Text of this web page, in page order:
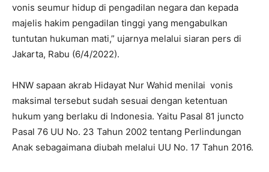
vonis seumur hidup di pengadilan negara dan kepada
majelis hakim pengadilan tinggi yang mengabulkan
tuntutan hukuman mati,” ujarnya melalui siaran pers di
Jakarta, Rabu (6/4/2022).
HNW sapaan akrab Hidayat Nur Wahid menilai vonis
maksimal tersebut sudah sesuai dengan ketentuan
hukum yang berlaku di Indonesia. Yaitu Pasal 81 juncto
Pasal 76 UU No. 23 Tahun 2002 tentang Perlindungan
Anak sebagaimana diubah melalui UU No. 17 Tahun 2016.